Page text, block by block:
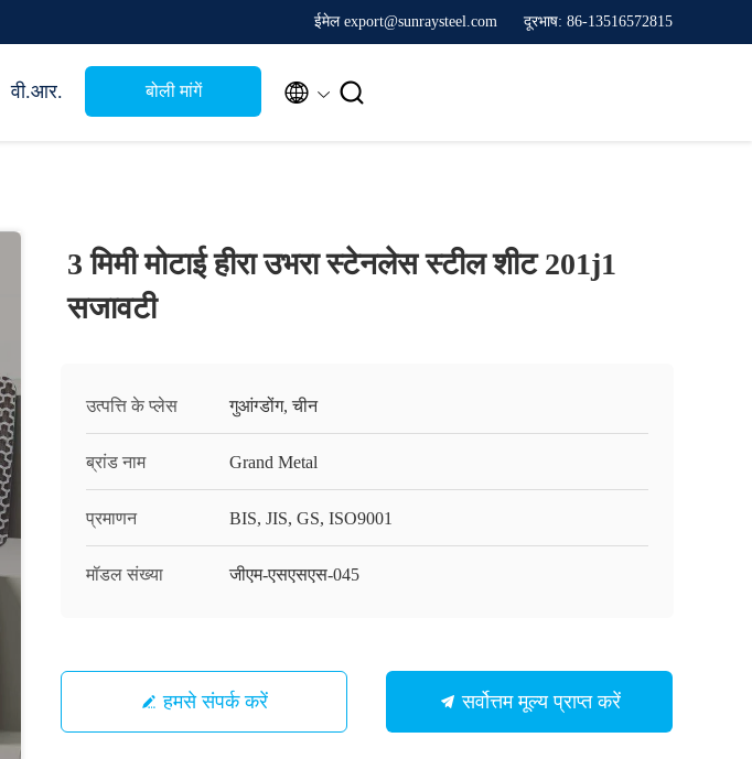
ईमेल export@sunraysteel.com दूरभाष: 86-13516572815
वी.आर. बोली मांगें  
3 मिमी मोटाई हीरा उभरा स्टेनलेस स्टील शीट 201j1
सजावटी
उत्पत्ति के प्लेस गुआंग्डोंग, चीन
ब्रांड नाम Grand Metal
प्रमाणन BIS, JIS, GS, ISO9001
मॉडल संख्या जीएम-एसएसएस-045
हमसे संपर्क करें सर्वोत्तम मूल्य प्राप्त करें